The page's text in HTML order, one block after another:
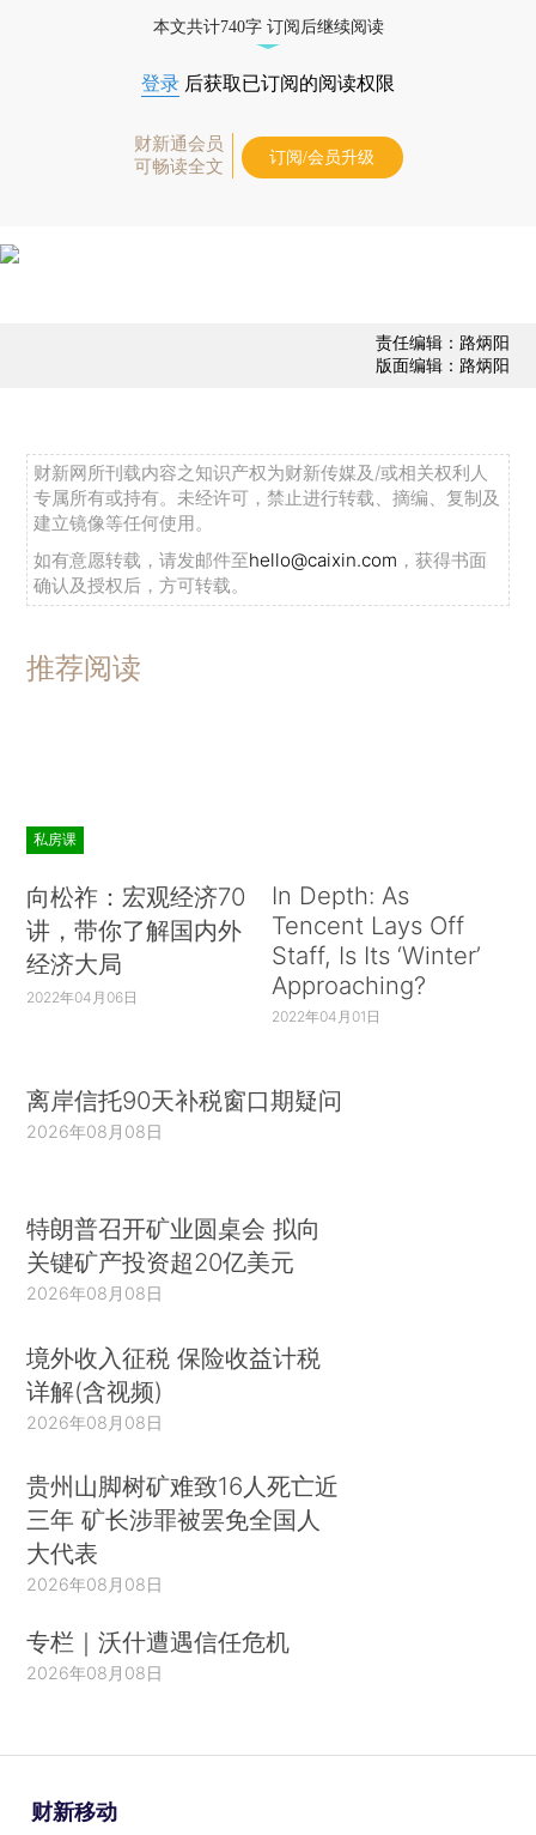
本文共计740字 订阅后继续阅读
登录 后获取已订阅的阅读权限
财新通会员
可畅读全文
订阅/会员升级
责任编辑：路炳阳
版面编辑：路炳阳
财新网所刊载内容之知识产权为财新传媒及/或相关权利人
专属所有或持有。未经许可，禁止进行转载、摘编、复制及
建立镜像等任何使用。
如有意愿转载，请发邮件至hello@caixin.com ，获得书面
确认及授权后，方可转载。
推荐阅读
私房课
向松祚：宏观经济70
讲，带你了解国内外
经济大局
2022年04月06日
In Depth: As
Tencent Lays Off
Staff, Is Its ‘Winter’
Approaching?
2022年04月01日
离岸信托90天补税窗口期疑问
2026年08月08日
特朗普召开矿业圆桌会 拟向
关键矿产投资超20亿美元
2026年08月08日
境外收入征税 保险收益计税
详解(含视频)
2026年08月08日
贵州山脚树矿难致16人死亡近
三年 矿长涉罪被罢免全国人
大代表
2026年08月08日
专栏｜沃什遭遇信任危机
2026年08月08日
财新移动